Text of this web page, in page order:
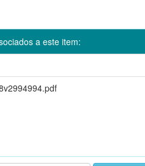
a este item: